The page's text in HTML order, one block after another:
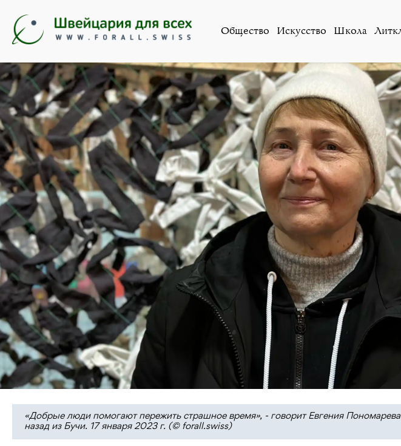
Общество Искусство Школа
Украинцы в
«Добрые люди помогают пережить страшное время», - говорит Евгения
назад из Бучи. 17 января 2023 г. (© forall.swiss)